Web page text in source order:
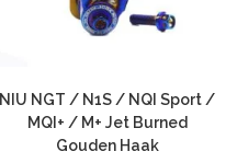
NIU NGT / N1S / NQI Sport /
MQI+ / M+ Jet Burned
Gouden Haak